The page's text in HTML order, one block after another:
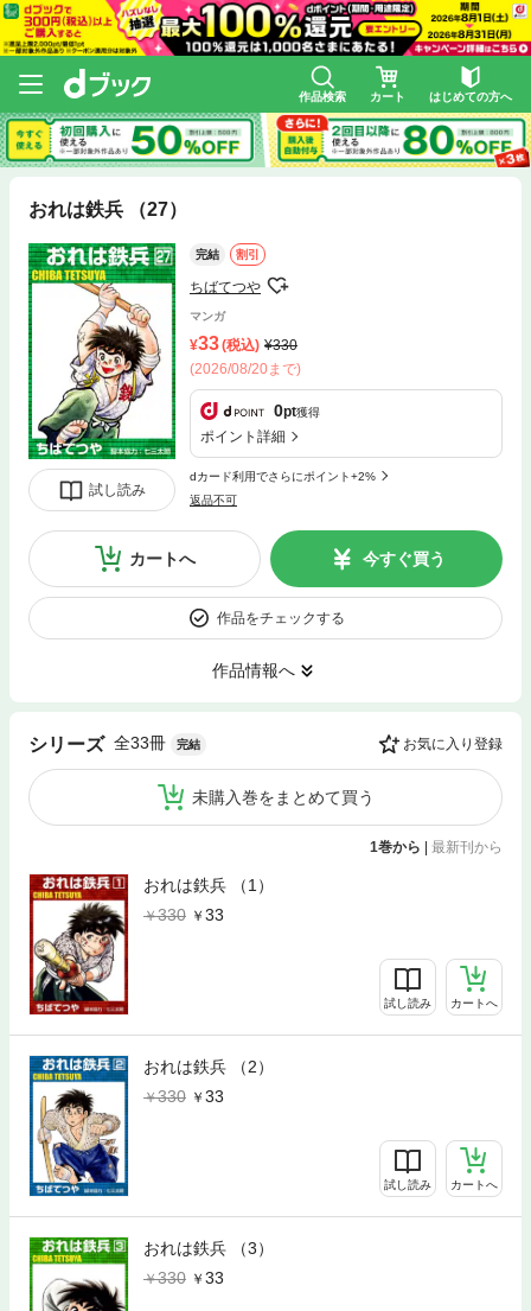
作品検索 カート はじめての方へ
おれは鉄兵 （27）
試し読み
完結 割引
ちばてつや
マンガ
33(税込)
330
(2026/08/20まで)
0pt獲得
ポイント詳細
dカード利用でさらにポイント+2%
返品不可
カートへ 今すぐ買う
作品をチェックする
作品情報へ
シリーズ 全33冊 完結 お気に入り登録
未購入巻をまとめて買う
1巻から | 最新刊から
おれは鉄兵 （1）
330
33
試し読み カートへ
おれは鉄兵 （2）
330
33
試し読み カートへ
おれは鉄兵 （3）
330
33